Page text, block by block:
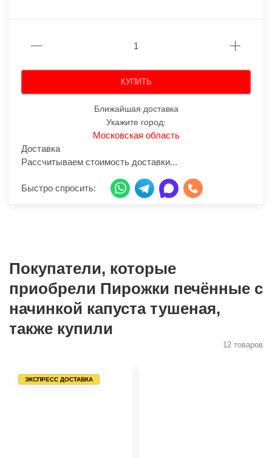
КУПИТЬ
Ближайшая доставка
Укажите город:
Московская область
Доставка
Рассчитываем стоимость доставки...
Быстро спросить:
Покупатели, которые
приобрели Пирожки печённые с
начинкой капуста тушеная,
также купили
12 товаров
ЭКСПРЕСС ДОСТАВКА